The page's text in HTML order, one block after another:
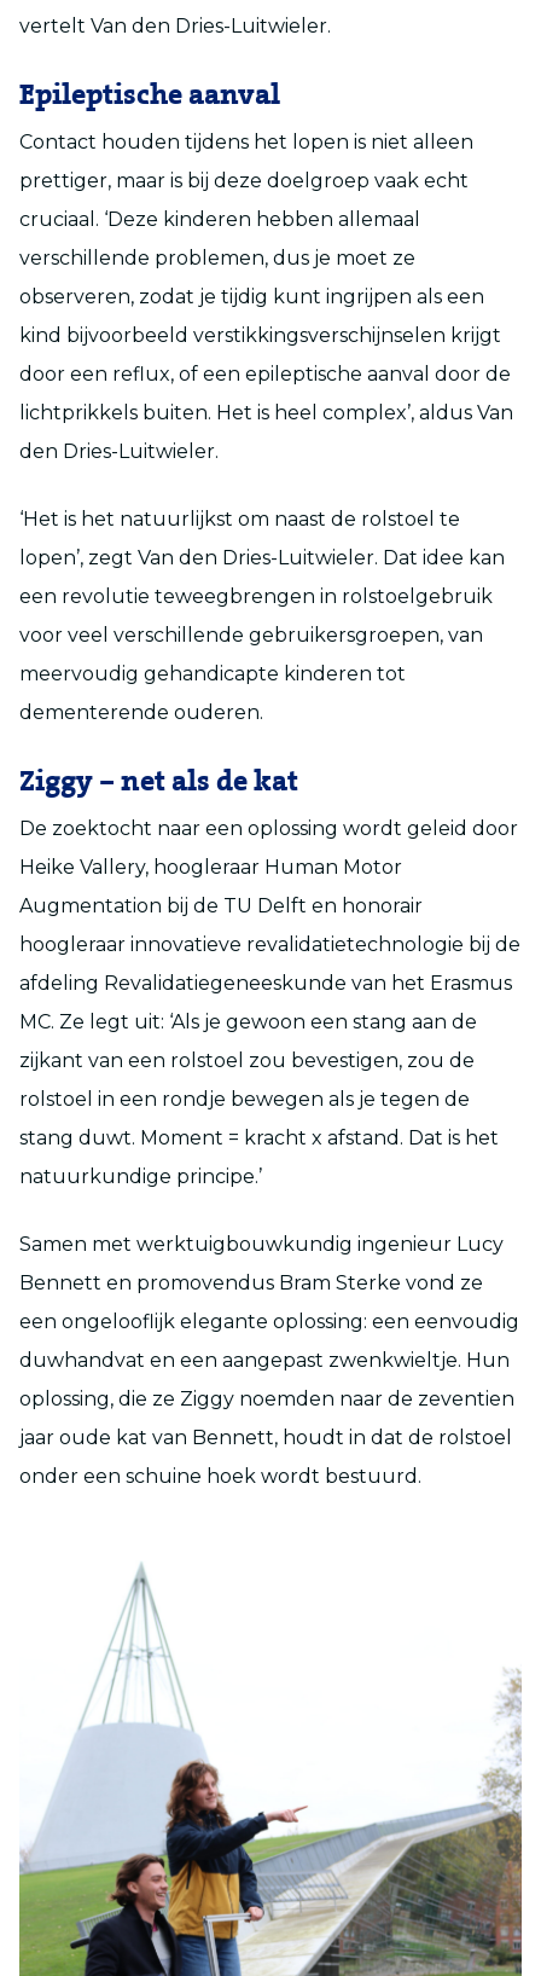
vertelt Van den Dries-Luitwieler.
Epileptische aanval
Contact houden tijdens het lopen is niet alleen
prettiger, maar is bij deze doelgroep vaak echt
cruciaal. ‘Deze kinderen hebben allemaal
verschillende problemen, dus je moet ze
observeren, zodat je tijdig kunt ingrijpen als een
kind bijvoorbeeld verstikkingsverschijnselen krijgt
door een reflux, of een epileptische aanval door de
lichtprikkels buiten. Het is heel complex’, aldus Van
den Dries-Luitwieler.
‘Het is het natuurlijkst om naast de rolstoel te
lopen’, zegt Van den Dries-Luitwieler. Dat idee kan
een revolutie teweegbrengen in rolstoelgebruik
voor veel verschillende gebruikersgroepen, van
meervoudig gehandicapte kinderen tot
dementerende ouderen.
Ziggy – net als de kat
De zoektocht naar een oplossing wordt geleid door
Heike Vallery, hoogleraar Human Motor
Augmentation bij de TU Delft en honorair
hoogleraar innovatieve revalidatietechnologie bij de
afdeling Revalidatiegeneeskunde van het Erasmus
MC. Ze legt uit: ‘Als je gewoon een stang aan de
zijkant van een rolstoel zou bevestigen, zou de
rolstoel in een rondje bewegen als je tegen de
stang duwt. Moment = kracht x afstand. Dat is het
natuurkundige principe.’
Samen met werktuigbouwkundig ingenieur Lucy
Bennett en promovendus Bram Sterke vond ze
een ongelooflijk elegante oplossing: een eenvoudig
duwhandvat en een aangepast zwenkwieltje. Hun
oplossing, die ze Ziggy noemden naar de zeventien
jaar oude kat van Bennett, houdt in dat de rolstoel
onder een schuine hoek wordt bestuurd.